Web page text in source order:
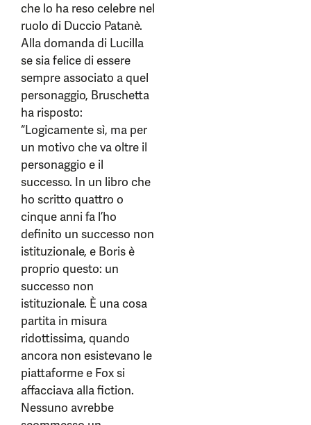
che lo ha reso celebre nel
ruolo di Duccio Patanè.
Alla domanda di Lucilla
se sia felice di essere
sempre associato a quel
personaggio, Bruschetta
ha risposto:
“Logicamente sì, ma per
un motivo che va oltre il
personaggio e il
successo. In un libro che
ho scritto quattro o
cinque anni fa l’ho
definito un successo non
istituzionale, e Boris è
proprio questo: un
successo non
istituzionale. È una cosa
partita in misura
ridottissima, quando
ancora non esistevano le
piattaforme e Fox si
affacciava alla fiction.
Nessuno avrebbe